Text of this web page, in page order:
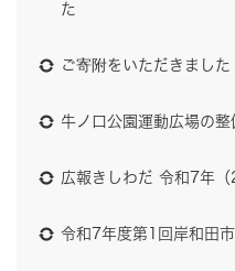
た
ご寄附をいただきました
牛ノ口公園運動広場の整
広報きしわだ 令和7年
令和7年度第1回岸和田